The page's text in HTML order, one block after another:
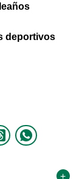
deportivos